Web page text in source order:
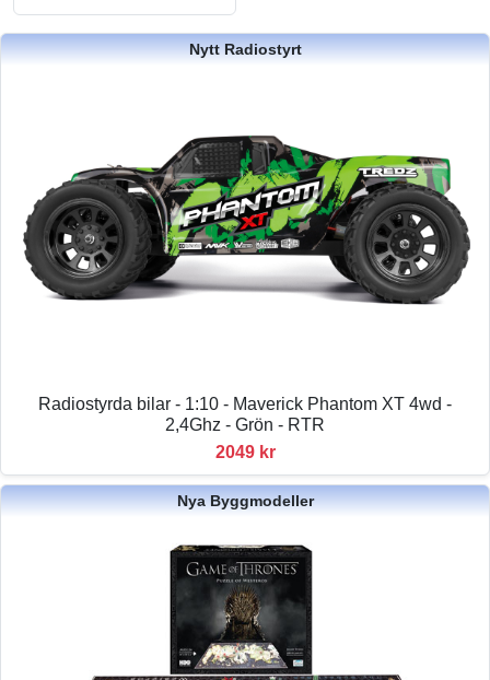
Nytt Radiostyrt
Radiostyrda bilar - 1:10 - Maverick Phantom XT 4wd -
2,4Ghz - Grön - RTR
2049 kr
Nya Byggmodeller